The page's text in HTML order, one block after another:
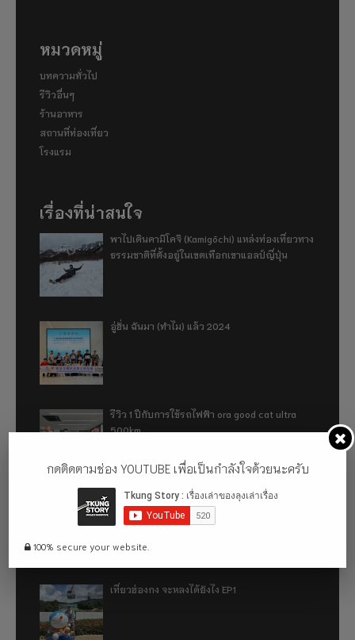
หมวดหมู่
บทความทั่วไป
รีวิวอื่นๆ
ร้านอาหาร
สถานที่ท่องเที่ยว
โรงแรม
เรื่องที่น่าสนใจ
พาไปเดินคามิโคจิ (Kamigōchi) แหล่งท่องเที่ยวทาง
ธรรมชาติที่ตั้งอยู่ในเขตเทือกเขาแอลป์ญี่ปุ่น
อู่ฮั่น ฉันมา (ทำไม) แล้ว 2024
รีวิว 1 ปีกับการใช้รถไฟฟ้า ora good cat ultra
500km
เที่ยวฮ่องกง จะหลงได้ยังไง EP2
เที่ยวฮ่องกง จะหลงได้ยังไง EP1
กดติดตามช่อง YOUTUBE เพื่อเป็นกำลังใจด้วยนะครับ
100% secure your website.